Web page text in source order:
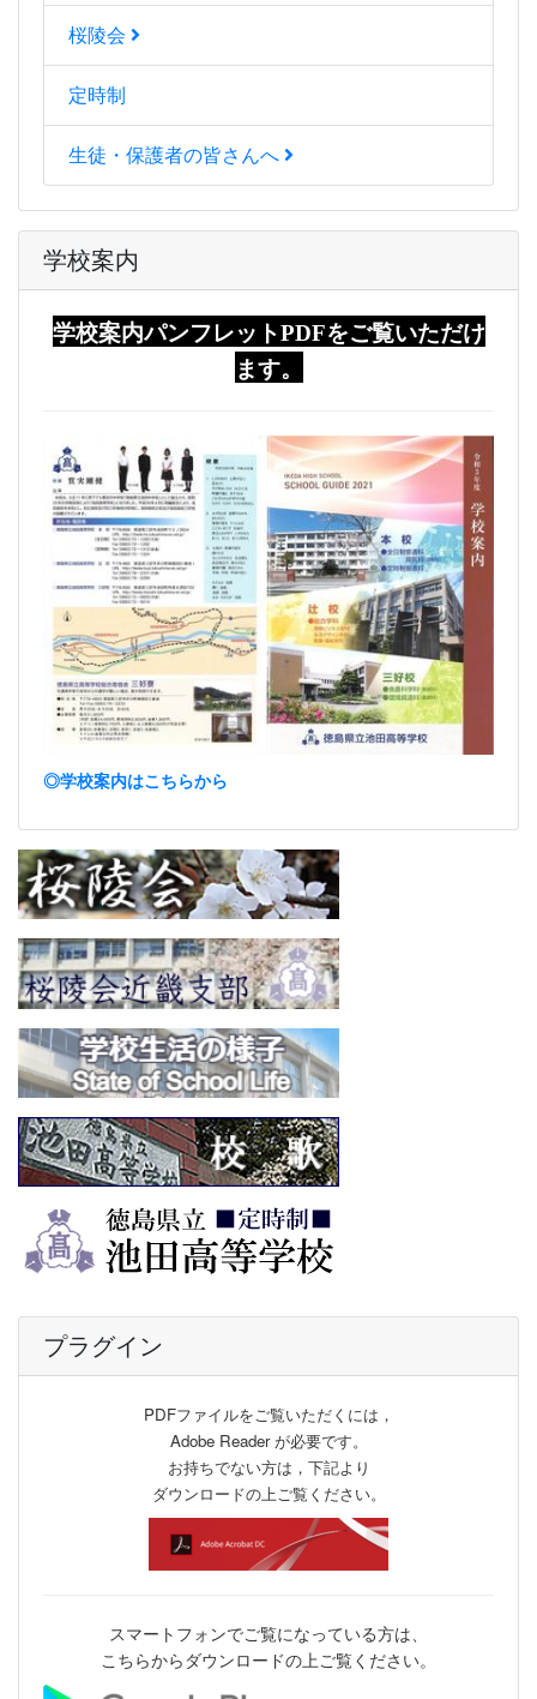
桜陵会
定時制
生徒・保護者の皆さんへ
学校案内
学校案内パンフレットPDFをご覧いただけ
ます。
◎学校案内はこちらから
プラグイン
PDFファイルをご覧いただくには，
Adobe Reader が必要です。
お持ちでない方は，下記より
ダウンロードの上ご覧ください。
スマートフォンでご覧になっている方は、
こちらからダウンロードの上ご覧ください。